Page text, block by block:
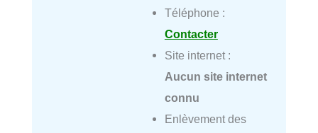
Téléphone :
Contacter
Site internet :
Aucun site internet
connu
Enlèvement des